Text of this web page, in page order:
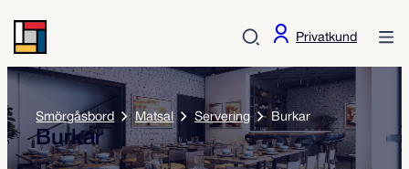
Privatkund
Smörgåsbord Matsal Servering Burkar
Burkar